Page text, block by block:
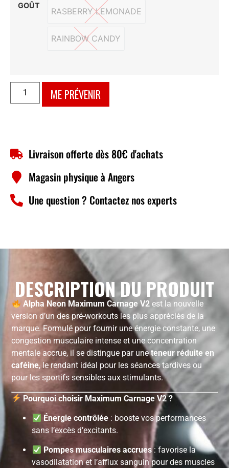
GOÛT
RASBERRY LEMONADE
RASBERRY LEMONADE
RAINBOW CANDY
RAINBOW CANDY
ME PRÉVENIR
Livraison offerte dès 80€ d'achats
Magasin physique à Angers
Une question ? Contactez nos experts
DESCRIPTION DU PRODUIT
Alpha Neon Maximum Carnage V2est la nouvelle
version d’un des pré-workouts les plus appréciés de la
marque. Formulé pour fournir une énergie constante, une
congestion musculaire intense et une concentration
mentale accrue, il se distingue par uneteneur réduite en
caféine, le rendant idéal pour les séances tardives ou
pour les sportifs sensibles aux stimulants.
Pourquoi choisir Maximum Carnage V2 ?
Énergie contrôlée: booste vos performances
sans l’excès d’excitants.
Pompes musculaires accrues: favorise la
vasodilatation et l’afflux sanguin pour des muscles